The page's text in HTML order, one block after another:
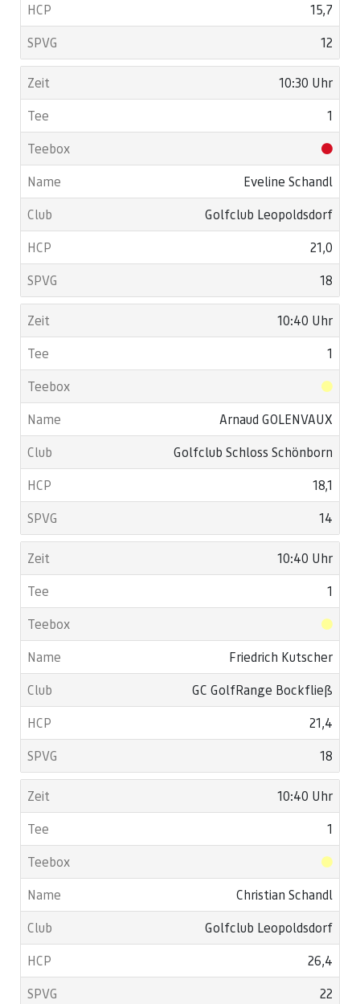
15,7
12
10:30 Uhr
1
Eveline Schandl
Golfclub Leopoldsdorf
21,0
18
10:40 Uhr
1
Arnaud GOLENVAUX
Golfclub Schloss Schönborn
18,1
14
10:40 Uhr
1
Friedrich Kutscher
GC GolfRange Bockfließ
21,4
18
10:40 Uhr
1
Christian Schandl
Golfclub Leopoldsdorf
26,4
22